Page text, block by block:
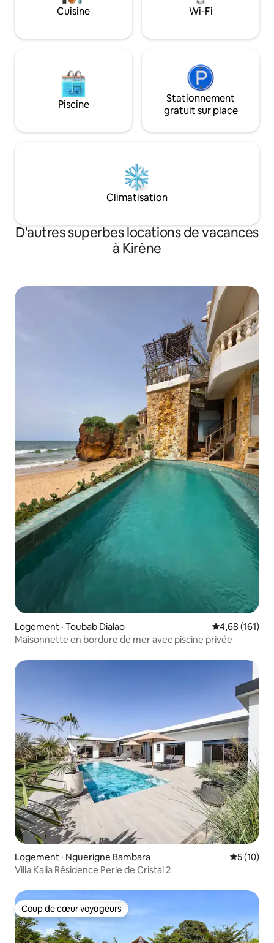
Cuisine Wi-Fi
Piscine
Stationnement
gratuit sur place
Climatisation
D'autres superbes locations de vacances
à Kirène
Logement · Toubab Dialao Note
4,68 (161)
Maisonnette en bordure de mer avec piscine privée
Logement · Nguerigne Bambara Note
5 (10)
Villa Kalia Résidence Perle de Cristal 2
Coup de cœur voyageurs
Coup de cœur voyageurs